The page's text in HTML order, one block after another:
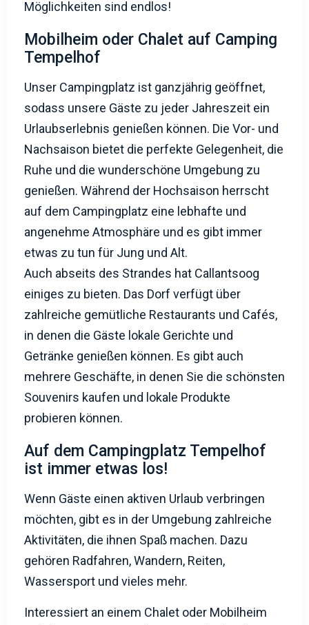
Möglichkeiten sind endlos!
Mobilheim oder Chalet auf Camping
Tempelhof
Unser Campingplatz ist ganzjährig geöffnet,
sodass unsere Gäste zu jeder Jahreszeit ein
Urlaubserlebnis genießen können. Die Vor- und
Nachsaison bietet die perfekte Gelegenheit, die
Ruhe und die wunderschöne Umgebung zu
genießen. Während der Hochsaison herrscht
auf dem Campingplatz eine lebhafte und
angenehme Atmosphäre und es gibt immer
etwas zu tun für Jung und Alt.
Auch abseits des Strandes hat Callantsoog
einiges zu bieten. Das Dorf verfügt über
zahlreiche gemütliche Restaurants und Cafés,
in denen die Gäste lokale Gerichte und
Getränke genießen können. Es gibt auch
mehrere Geschäfte, in denen Sie die schönsten
Souvenirs kaufen und lokale Produkte
probieren können.
Auf dem Campingplatz Tempelhof
ist immer etwas los!
Wenn Gäste einen aktiven Urlaub verbringen
möchten, gibt es in der Umgebung zahlreiche
Aktivitäten, die ihnen Spaß machen. Dazu
gehören Radfahren, Wandern, Reiten,
Wassersport und vieles mehr.
Interessiert an einem Chalet oder Mobilheim